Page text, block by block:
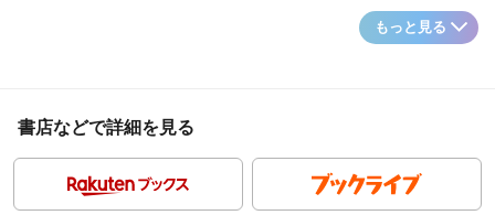
もっと見る
書店などで詳細を見る